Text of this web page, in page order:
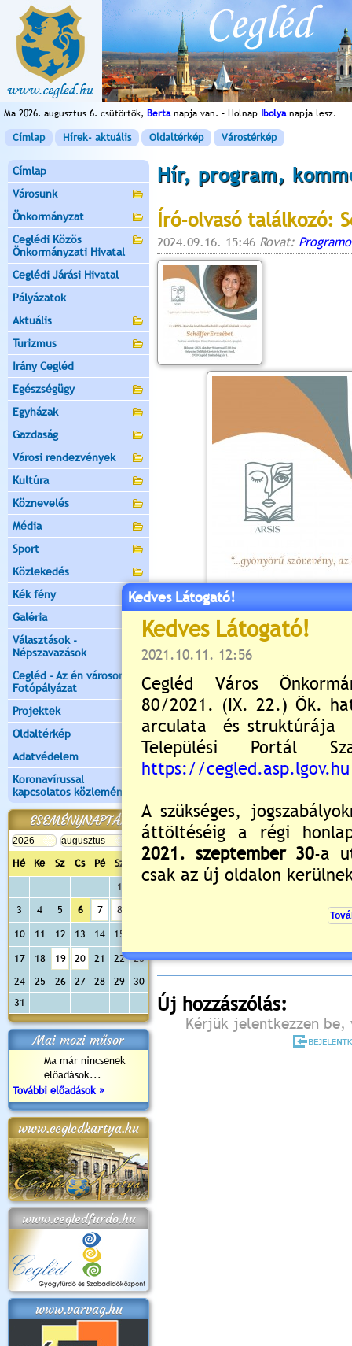
Ma 2026. augusztus 6. csütörtök, Bertanapja van. - Holnap Ibolyanapja lesz.
Címlap Hírek- aktuális Oldaltérkép Várostérkép
Címlap
Városunk
Önkormányzat
Ceglédi Közös
Önkormányzati Hivatal
Ceglédi Járási Hivatal
Pályázatok
Aktuális
Turizmus
Irány Cegléd
Egészségügy
Egyházak
Gazdaság
Városi rendezvények
Kultúra
Köznevelés
Média
Sport
Közlekedés
Kék fény
Galéria
Választások -
Népszavazások
Cegléd - Az én városom -
Fotópályázat
Projektek
Oldaltérkép
Adatvédelem
Koronavírussal
kapcsolatos közlemények
ESEMÉNYNAPTÁR
Hé Ke Sz Cs Pé Sz
Va
1
3
4 5 6 7 8
10 11 12 13 14 15
17 18 19 20 21 22
23
24
25 26 27 28 29
30
31
Mai mozi műsor
Ma már nincsenek
előadások...
További előadások »
www.cegledkartya.hu
www.cegledfurdo.hu
www.varvag.hu
Hír, program,
Író-olvasó találkozó:
2024.09.16. 15:46 Rovat:
Még nincsenek hozzászólások
Új hozzászólás:
Kérjük jelentkezzen be,
Kedves Látogató!